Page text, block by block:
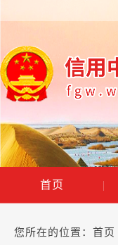
首页 |
您所在的位置： 首页